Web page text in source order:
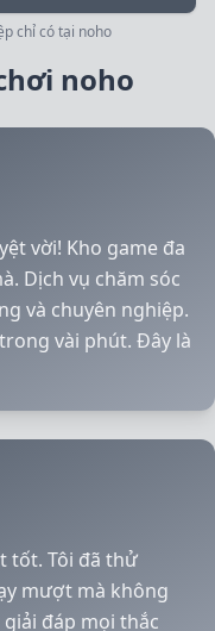
chỉ có tại noho
noho
vời! Kho game đa
Dịch vụ chăm sóc
và chuyên nghiệp.
vài phút. Đây là
tốt. Tôi đã thử
mượt mà không
đáp mọi thắc